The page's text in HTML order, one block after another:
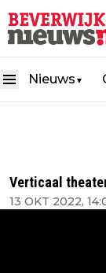
Nieuws ▼
Verticaal
13 OKT 2022,